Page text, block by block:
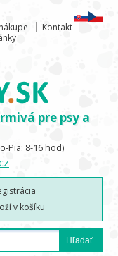
Kontakt
pre psy a
Pia: 8-16 hod)
v košíku